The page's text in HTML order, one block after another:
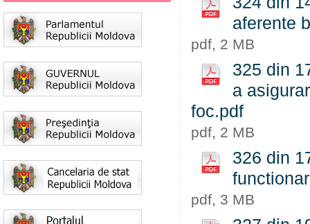
aferente
pdf, 2 MB
325 din
a
foc.pdf
pdf, 2 MB
326 din
pdf, 3 MB